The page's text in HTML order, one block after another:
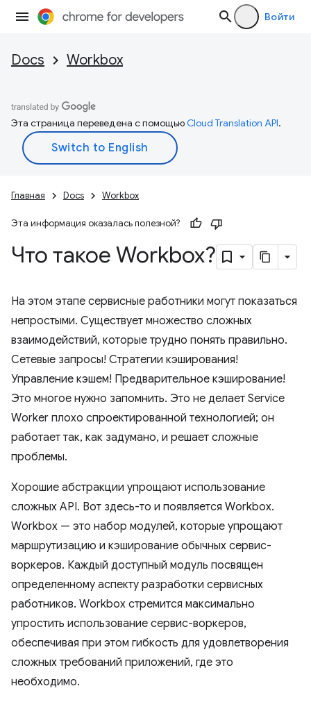
Войти
Docs Workbox
Эта страница переведена с помощьюCloud Translation API.
Главная Docs Workbox
Эта информация оказалась полезной?
Что такое Workbox?
На этом этапе сервисные работники могут показаться
непростыми. Существует множество сложных
взаимодействий, которые трудно понять правильно.
Сетевые запросы! Стратегии кэширования!
Управление кэшем! Предварительное кэширование!
Это многое нужно запомнить. Это не делает Service
Worker плохо спроектированной технологией; он
работает так, как задумано, и решает сложные
проблемы.
Хорошие абстракции упрощают использование
сложных API. Вот здесь-то и появляется Workbox.
Workbox — это набор модулей, которые упрощают
маршрутизацию и кэширование обычных сервис-
воркеров. Каждый доступный модуль посвящен
определенному аспекту разработки сервисных
работников. Workbox стремится максимально
упростить использование сервис-воркеров,
обеспечивая при этом гибкость для удовлетворения
сложных требований приложений, где это
необходимо.